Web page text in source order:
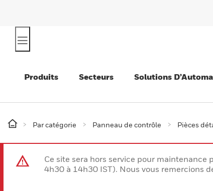
Produits Secteurs Solutions
Par catégorie Panneau de contrôle Pièces
Ce site sera hors service pour
4h30 à 14h30 IST). Nous vous remercions